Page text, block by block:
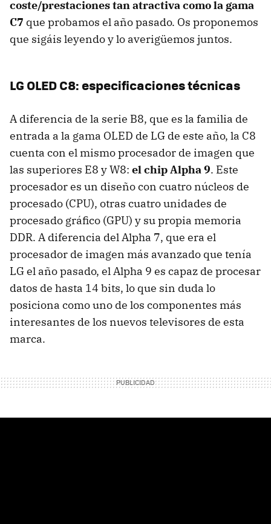
coste/prestaciones tan atractiva como la gama
C7 que probamos el año pasado. Os proponemos
que sigáis leyendo y lo averigüemos juntos.
LG OLED C8: especificaciones técnicas
A diferencia de la serie B8, que es la familia de
entrada a la gama OLED de LG de este año, la C8
cuenta con el mismo procesador de imagen que
las superiores E8 y W8: el chip Alpha 9. Este
procesador es un diseño con cuatro núcleos de
procesado (CPU), otras cuatro unidades de
procesado gráfico (GPU) y su propia memoria
DDR. A diferencia del Alpha 7, que era el
procesador de imagen más avanzado que tenía
LG el año pasado, el Alpha 9 es capaz de procesar
datos de hasta 14 bits, lo que sin duda lo
posiciona como uno de los componentes más
interesantes de los nuevos televisores de esta
marca.